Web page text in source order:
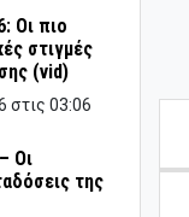
Οι πιο
στιγμές
(vid)
στις 03:06
Οι
της